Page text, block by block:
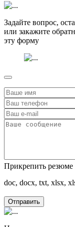
Задайте вопрос,
или закажите
эту форму
Прикрепить
doc, docx, txt, xlsx,
Отправить